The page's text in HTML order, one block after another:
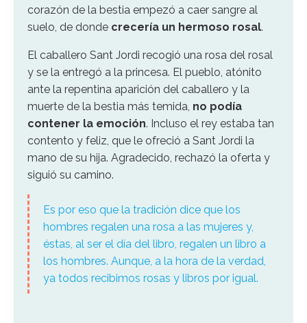
corazón de la bestia empezó a caer sangre al
suelo, de donde crecería un hermoso rosal.
El caballero Sant Jordi recogió una rosa del rosal
y se la entregó a la princesa. El pueblo, atónito
ante la repentina aparición del caballero y la
muerte de la bestia más temida, no podía
contener la emoción. Incluso el rey estaba tan
contento y feliz, que le ofreció a Sant Jordi la
mano de su hija. Agradecido, rechazó la oferta y
siguió su camino.
Es por eso que la tradición dice que los
hombres regalen una rosa a las mujeres y,
éstas, al ser el día del libro, regalen un libro a
los hombres. Aunque, a la hora de la verdad,
ya todos recibimos rosas y libros por igual.